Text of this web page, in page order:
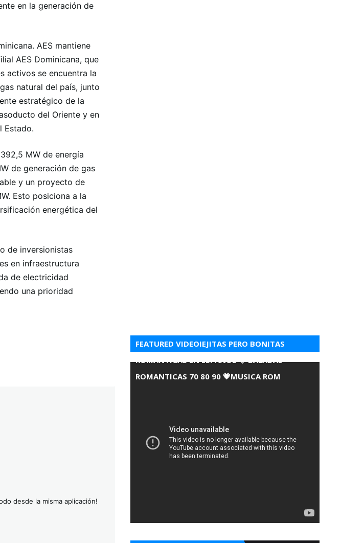
en la generación de
AES mantiene
AES Dominicana, que
activos se encuentra la
natural del país, junto
estratégico de la
del Oriente y en
Estado.
MW de energía
de generación de gas
y un proyecto de
Esto posiciona a la
energética del
de inversionistas
en infraestructura
de electricidad
una prioridad
desde la misma aplicación!
FEATURED VIDEOIEJITAS PERO BONITAS
ROMANTICAS EN ESPANOL 💘 BALADAS
ROMANTICAS 70 80 90 💗MUSICA ROM